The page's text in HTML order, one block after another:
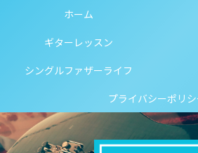
ホーム
ギターレッスン
シングルファザーライフ
プライバシーポリシ